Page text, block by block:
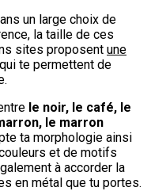
un large choix de
la taille de ces
sites proposent une
te permettent de
le noir, le café, le
le marron
ta morphologie ainsi
et de motifs
à accorder la
en métal que tu portes.